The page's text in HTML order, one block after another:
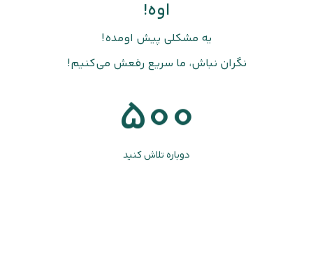
اوه!
یه مشکلی پیش اومده!
نگران نباش، ما سریع رفعش می‌کنیم!
500
دوباره تلاش کنید